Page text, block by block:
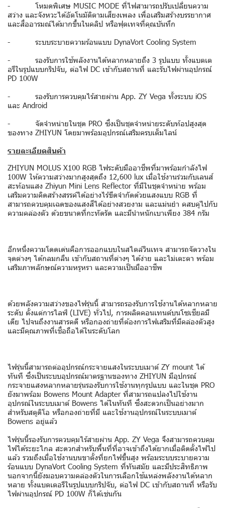
- โหมดพิเศษ MUSIC MODE ที่ไฟสามารถปรับเปลี่ยนความ
สว่าง และจังหวะได้อัตโนมัติตามเสียงเพลง เพื่อเสริมสร้างบรรยากาศ
และสื่ออารมณ์ได้มากขึ้นในคลิป หรือฟุตเทจที่คุณบันทึก
- ระบบระบายความร้อนแบบ DynaVort Cooling System
- รองรับการใช้พลังงานได้หลากหลายถึง 3 รูปแบบ ทั้งแบตเต
อรีในรูปแบบกริปจับ, ต่อไฟ DC เข้ากับสถานที่ และรับไฟผ่านอุปกรณ์
PD 100W
- รองรับการควบคุมไร้สายผ่าน App. ZY Vega ทั้งระบบ iOS
และ Android
- จัดจำหน่ายในชุด PRO ซึ่งเป็นชุดจำหน่ายระดับท้อปสูงสุด
ของทาง ZHIYUN โดยมาพร้อมอุปกรณ์เสริมครบเต็มไลน์
รายละเอียดสินค้า
ZHIYUN MOLUS X100 RGB ไฟระดับมืออาชีพที่มาพร้อมกำลังไฟ
100W ให้ความสว่างมากสูงสุดถึง 12,600 lux เมื่อใช้งานร่วมกับเลนส์
สะท้อนแสง Zhiyun Mini Lens Reflector ที่มีในชุดจำหน่าย พร้อม
เสริมความคิดสร้างสรรค์ได้อย่างไร้ขีดจำกัดด้วยแสงแบบ RGB ที่
สามารถควบคุมเฉดของแสงสีได้อย่างสวยงาม และแม่นยำ คสบคู่ไปกับ
ความคล่องตัว ด้วยขนาดที่กะทัดรัด และมีนำหนักเบาเพียง 384 กรัม
อีกหนึ่งความโดดเด่นคือการออกแบบในสไตล์วินเทจ สามารถจัดวางใน
จุดต่างๆ ได้กลมกลืน เข้ากับสถานที่ต่างๆ ได้ง่าย และไม่เตะตา พร้อม
เสริมภาพลักษณ์ความหรูหรา และความเป็นมืออาชีพ
ด้วยพลังความสว่างของไฟรุ่นนี้ สามารถรองรับการใช้งานได้หลากหลาย
ระดับ ตั้งแต่การไลฟ์ (LIVE) ทั่วไป, การผลิตคอนเทนต์บนโซเชียลมี
เดีย ไปจนถึงงานสารคดี หรือกองถ่ายที่ต้องการไฟเสริมที่มีคล่องตัวสูง
และมีคุณภาพที่เชื่อถือได้ในระดับโลก
ไฟรุ่นนี้สามารถต่ออุปกรณ์กระจายแสงในระบบเมาต์ ZY mount ได้
ทันที ซึ่งเป็นระบบอุปกรณ์มาตรฐานของทาง ZHIYUN มีอุปกรณ์
กระจายแสงหลากหลายรุ่นรองรับการใช้งานทุกรูปแบบ และในชุด PRO
ยังมาพร้อม Bowens Mount Adapter ที่สามารถแปลงไปใช้งาน
อุปกรณ์ในระบบเมาต์ Bowens ได้ในทันที ซึ่งสะดวกเป็นอย่างมาก
สำหรับสตูดิโอ หรือกองถ่ายที่มี และใช้งานอุปกรณ์ในระบบเมาต์
Bowens อยู่แล้ว
ไฟรุ่นนี้รองรับการควบคุมไร้สายผ่าน App. ZY Vega จึงสามารถควบคุม
ไฟได้ระยะไกล สะดวกสำหรับพื้นที่ที่อาจเข้าถึงได้ยากเมื่อติดตั้งไฟไป
แล้ว รวมถึงเมื่อใช้งานบนขาตั้งที่ยกไฟขึ้นสูง พร้อมระบบระบายความ
ร้อนแบบ DynaVort Cooling System ที่ทันสมัย และมีประสิทธิภาพ
นอกจากนี้ยังมอบความคล่องตัวในการเลือกใช้แหล่งพลังงานได้หลาก
หลาย ทั้งแบตเตอรีในรูปแบบกริปจับ, ต่อไฟ DC เข้ากับสถานที่ หรือรับ
ไฟผ่านอุปกรณ์ PD 100W ก็ได้เช่นกัน